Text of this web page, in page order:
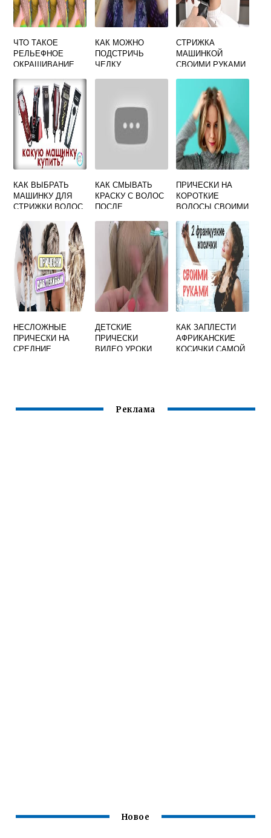
ЧТО ТАКОЕ
РЕЛЬЕФНОЕ
ОКРАШИВАНИЕ
КАК МОЖНО
ПОДСТРИЧЬ
ЧЕЛКУ
СТРИЖКА
МАШИНКОЙ
СВОИМИ РУКАМИ
КАК ВЫБРАТЬ
МАШИНКУ ДЛЯ
СТРИЖКИ ВОЛОС
НУЮ
КАК СМЫВАТЬ
КРАСКУ С ВОЛОС
ПОСЛЕ
ДОМАШНИХ
УСЛОВИЯХ С
ШАМПУНЕМ ИЛИ
БЕЗ
ПРИЧЕСКИ НА
КОРОТКИЕ
ВОЛОСЫ СВОИМИ
НЕСЛОЖНЫЕ
ПРИЧЕСКИ НА
СРЕДНИЕ
ДЕТСКИЕ
ПРИЧЕСКИ
ВИДЕО УРОКИ
КАК ЗАПЛЕСТИ
АФРИКАНСКИЕ
КОСИЧКИ САМОЙ
Реклама
Новое